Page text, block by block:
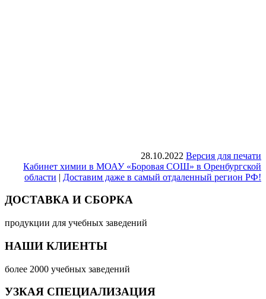
28.10.2022 Версия для печати
Кабинет химии в МОАУ «Боровая СОШ» в Оренбургской
области | Доставим даже в самый отдаленный регион РФ!
ДОСТАВКА И СБОРКА
продукции для учебных заведений
НАШИ КЛИЕНТЫ
более 2000 учебных заведений
УЗКАЯ СПЕЦИАЛИЗАЦИЯ